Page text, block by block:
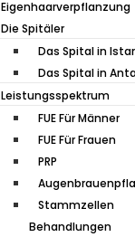
Eigenhaarverpflanzung
Die Spitäler
Das Spital in
Das Spital in
Leistungsspektrum
FUE Für Männer
FUE Für Frauen
PRP
Stammzellen
Behandlungen